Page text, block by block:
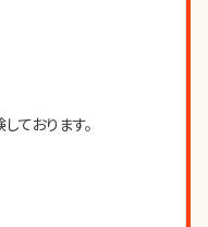
ております。